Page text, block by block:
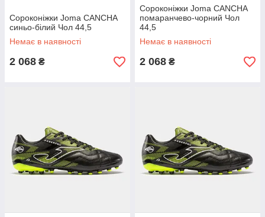
Сороконіжки Joma CANCHA
синьо-білий Чол 44,5
Немає в наявності
2 068 ₴
Сороконіжки Joma CANCHA
помаранчево-чорний Чол
44,5
Немає в наявності
2 068 ₴